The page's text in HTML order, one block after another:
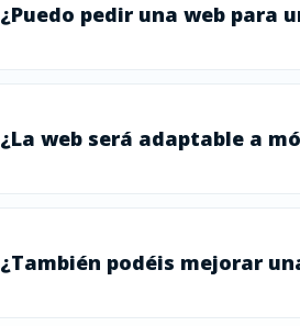
¿Puedo pedir una web para
¿La web será adaptable a
¿También podéis mejorar